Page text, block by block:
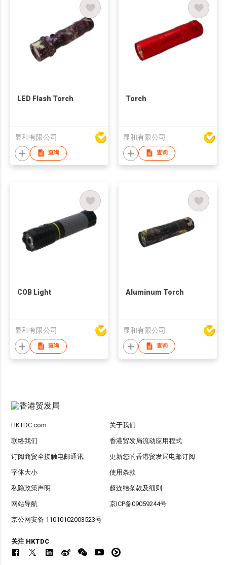
LED Flash Torch
显和有限公司
查询
Torch
显和有限公司
查询
COB Light
显和有限公司
查询
Aluminum Torch
显和有限公司
查询
HKTDC.com 关于我们
联络我们 香港贸发局流动应用程式
订阅商贸全接触电邮通讯 更新您的香港贸发局电邮订阅
字体大小 使用条款
私隐政策声明 超连结条款及细则
网站导航 京ICP备09059244号
京公网安备 11010102003523号
关注 HKTDC